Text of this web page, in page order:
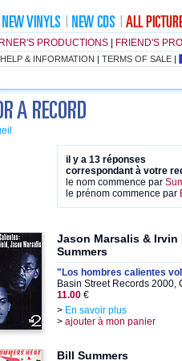
PRODUCTIONS FRIEND'S
HELP & INFORMATION | TERMS OF SALE |
il y a 13 réponses
correspondant à votre
le nom commence par
le prénom commence par
Jason Marsalis & Irvin
Summers
"Los hombres calientes
Basin Street Records 2000,
11.00 €
> En savoir plus
> ajouter à mon panier
Bill Summers